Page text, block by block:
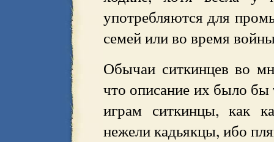
употребляются для
семей или во время
Обычаи ситкинцев во
что описание их было
играм ситкинцы, как
нежели кадьякцы, ибо